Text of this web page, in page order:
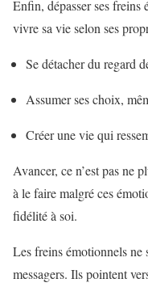
Enfin, dépasser ses freins
vivre sa vie selon ses
Se détacher du regard
Assumer ses choix,
Créer une vie qui
Avancer, ce n’est pas ne
à le faire malgré ces
fidélité à soi.
Les freins émotionnels ne
messagers. Ils pointent